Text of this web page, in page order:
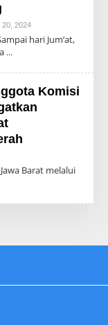
20, 2024B
Y
R
U
L
K
hari Jum’at,
Komisi
Barat melalui